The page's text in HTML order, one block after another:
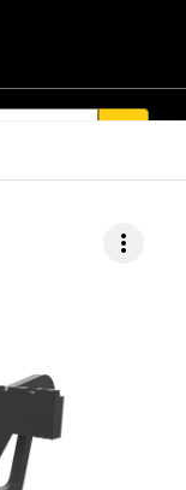
more_vert